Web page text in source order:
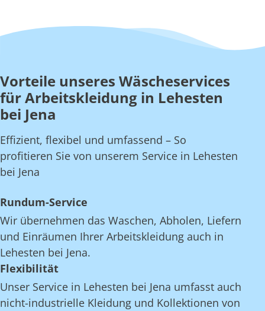
Vorteile unseres Wäscheservices
für Arbeitskleidung in Lehesten
bei Jena
Effizient, flexibel und umfassend – So
profitieren Sie von unserem Service in Lehesten
bei Jena
Rundum-Service
Wir übernehmen das Waschen, Abholen, Liefern
und Einräumen Ihrer Arbeitskleidung auch in
Lehesten bei Jena.
Flexibilität
Unser Service in Lehesten bei Jena umfasst auch
nicht-industrielle Kleidung und Kollektionen von